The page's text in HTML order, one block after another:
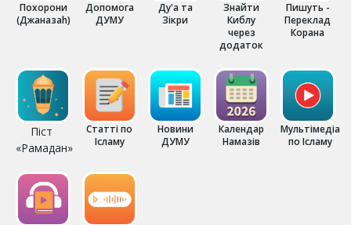
Похорони
(Джаназаh)
Допомога
ДУМУ
Ду'а та
Зікри
Знайти
Киблу
через
додаток
Пишуть -
Переклад
Корана
Піст
«Рамадан»
Статті по
Ісламу
Новини
ДУМУ
Календар
Намазів
Мультімедіа
по Ісламу